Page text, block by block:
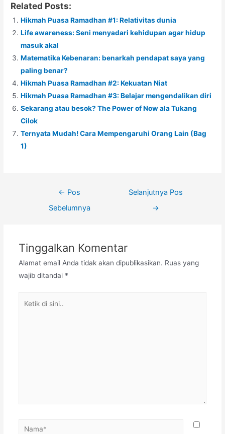
c
e
b
o
o
k
itt
er
ai
l
ar
e
Related Posts:
Hikmah Puasa Ramadhan #1: Relativitas dunia
Life awareness: Seni menyadari kehidupan agar hidup
masuk akal
Matematika Kebenaran: benarkah pendapat saya yang
paling benar?
Hikmah Puasa Ramadhan #2: Kekuatan Niat
Hikmah Puasa Ramadhan #3: Belajar mengendalikan diri
Sekarang atau besok? The Power of Now ala Tukang
Cilok
Ternyata Mudah! Cara Mempengaruhi Orang Lain (Bag
1)
← Pos
Sebelumnya
Selanjutnya Pos
→
Tinggalkan Komentar
Alamat email Anda tidak akan dipublikasikan. Ruas yang
wajib ditandai *